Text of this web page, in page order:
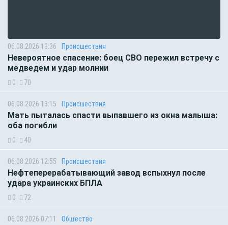
06.08.2026 13:36 Происшествия
Невероятное спасение: боец СВО пережил встречу с
медведем и удар молнии
0 70
06.08.2026 13:15 Происшествия
Мать пыталась спасти выпавшего из окна малыша:
оба погибли
0 40
06.08.2026 12:55 Происшествия
Нефтеперерабатывающий завод вспыхнул после
удара украинских БПЛА
0 72
06.08.2026 07:11 Общество